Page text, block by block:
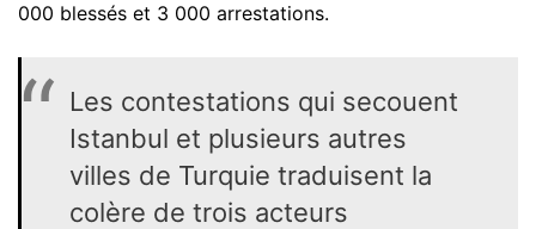
000 blessés et 3 000 arrestations.
Les contestations qui secouent
Istanbul et plusieurs autres
villes de Turquie traduisent la
colère de trois acteurs